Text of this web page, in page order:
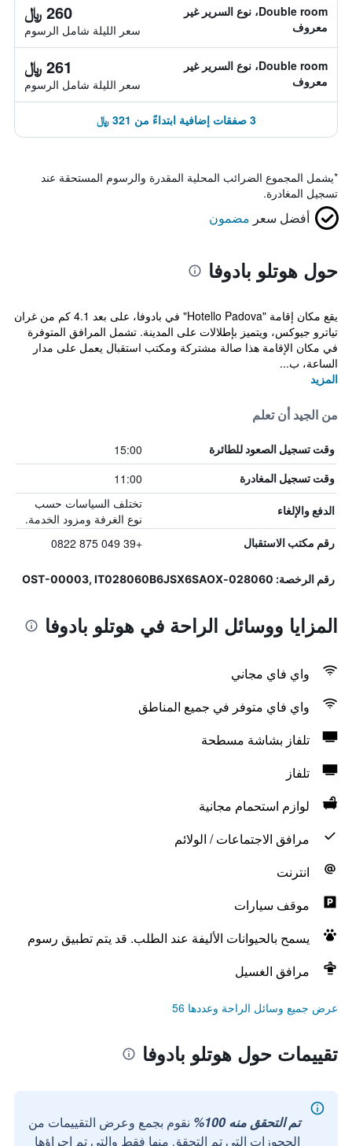
Double room، نوع السرير غير
معروف
260 ﷼
سعر الليلة شامل الرسوم
Double room، نوع السرير غير
معروف
261 ﷼
سعر الليلة شامل الرسوم
3 صفقات إضافية ابتداءً من 321 ﷼
*يشمل المجموع الضرائب المحلية المقدرة والرسوم المستحقة عند
تسجيل المغادرة.
أفضل سعر مضمون
حول هوتلو بادوفا
يقع مكان إقامة "Hotello Padova" في بادوفا، على بعد 4.1 كم من غران
تياترو جيوكس، ويتميز بإطلالات على المدينة. تشمل المرافق المتوفرة
في مكان الإقامة هذا صالة مشتركة ومكتب استقبال يعمل على مدار
الساعة، ب...
المزيد
من الجيد أن تعلم
وقت تسجيل الصعود للطائرة 15:00
وقت تسجيل المغادرة 11:00
الدفع والإلغاء
تختلف السياسات حسب
نوع الغرفة ومزود الخدمة.
رقم مكتب الاستقبال +39 049 875 0822
رقم الرخصة: 028060-OST-00003, IT028060B6JSX6SAOX
المزايا ووسائل الراحة في هوتلو بادوفا
واي فاي مجاني
واي فاي متوفر في جميع المناطق
تلفاز بشاشة مسطحة
تلفاز
لوازم استحمام مجانية
مرافق الاجتماعات / الولائم
انترنت
موقف سيارات
يسمح بالحيوانات الأليفة عند الطلب. قد يتم تطبيق رسوم
مرافق الغسيل
عرض جميع وسائل الراحة وعددها 56
تقييمات حول هوتلو بادوفا
تم التحقق منه 100%
نقوم بجمع وعرض التقييمات من
الحجوزات التي تم التحقق منها فقط والتي تم إجراؤها